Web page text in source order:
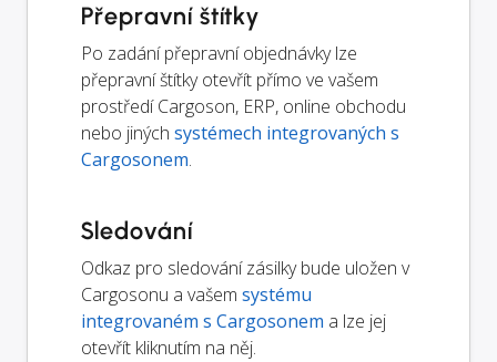
Přepravní štítky
Po zadání přepravní objednávky lze
přepravní štítky otevřít přímo ve vašem
prostředí Cargoson, ERP, online obchodu
nebo jiných systémech integrovaných s
Cargosonem.
Sledování
Odkaz pro sledování zásilky bude uložen v
Cargosonu a vašem systému
integrovaném s Cargosonem a lze jej
otevřít kliknutím na něj.